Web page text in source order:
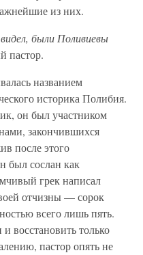
из них.
были Поливиевы
пастор.
названием
историка Полибия.
он был участником
закончившихся
после этого
был сослан как
грек написал
отчизны — сорок
всего лишь пять.
восстановить только
пастор опять не